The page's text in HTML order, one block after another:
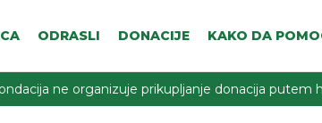
ODRASLI DONACIJE KAKO DA
ne organizuje prikupljanje donacija